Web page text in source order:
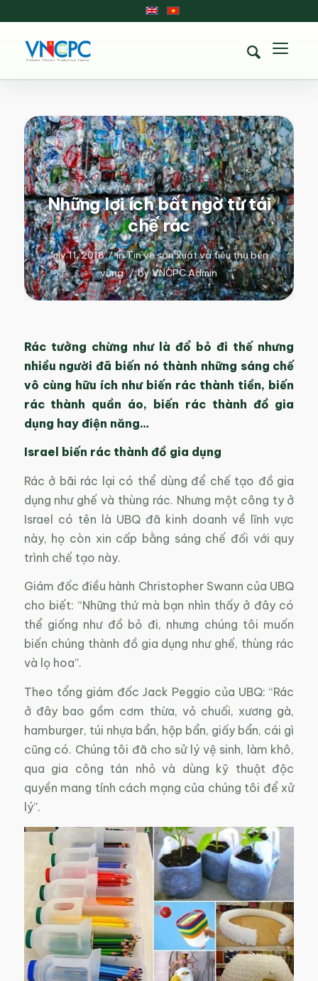
Những lợi ích bất ngờ từ tái
chế rác
July 11, 2018 / inTin về sản xuất và tiêu thụ bền
vững / byVNCPC Admin
Rác tưởng chừng như là đổ bỏ đi thế nhưng
nhiều người đã biến nó thành những sáng chế
vô cùng hữu ích như biến rác thành tiền, biến
rác thành quần áo, biến rác thành đồ gia
dụng hay điện năng…
Israel biến rác thành đồ gia dụng
Rác ở bãi rác lại có thể dùng để chế tạo đồ gia
dụng như ghế và thùng rác. Nhưng một công ty ở
Israel có tên là UBQ đã kinh doanh về lĩnh vực
này, họ còn xin cấp bằng sáng chế đối với quy
trình chế tạo này.
Giám đốc điều hành Christopher Swann của UBQ
cho biết: “Những thứ mà bạn nhìn thấy ở đây có
thể giống như đồ bỏ đi, nhưng chúng tôi muốn
biến chúng thành đồ gia dụng như ghế, thùng rác
và lọ hoa”.
Theo tổng giám đốc Jack Peggio của UBQ: “Rác
ở đây bao gồm cơm thừa, vỏ chuối, xương gà,
hamburger, túi nhựa bẩn, hộp bẩn, giấy bẩn, cái gì
cũng có. Chúng tôi đã cho sử lý vệ sinh, làm khô,
qua gia công tán nhỏ và dùng kỹ thuật độc
quyền mang tính cách mạng của chúng tôi để xử
lý”.